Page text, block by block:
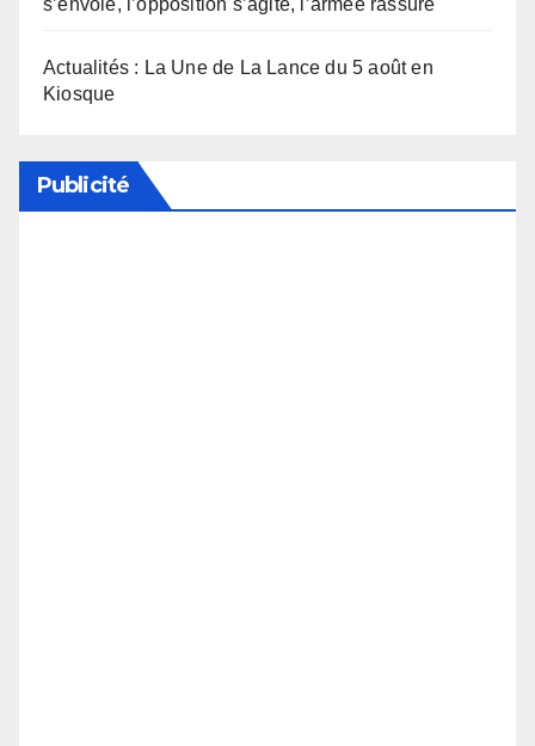
s’envole, l’opposition s’agite, l’armée rassure
Actualités : La Une de La Lance du 5 août en
Kiosque
Publicité